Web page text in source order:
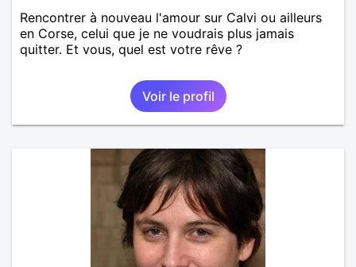
Rencontrer à nouveau l'amour sur Calvi ou ailleurs
en Corse, celui que je ne voudrais plus jamais
quitter. Et vous, quel est votre rêve ?
Voir le profil